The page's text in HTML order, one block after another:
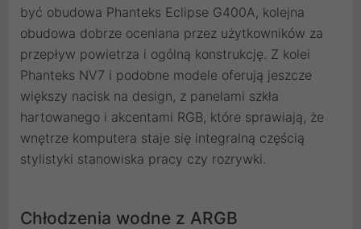
być obudowa Phanteks Eclipse G400A, kolejna
obudowa dobrze oceniana przez użytkowników za
przepływ powietrza i ogólną konstrukcję. Z kolei
Phanteks NV7 i podobne modele oferują jeszcze
większy nacisk na design, z panelami szkła
hartowanego i akcentami RGB, które sprawiają, że
wnętrze komputera staje się integralną częścią
stylistyki stanowiska pracy czy rozrywki.
Chłodzenia wodne z ARGB